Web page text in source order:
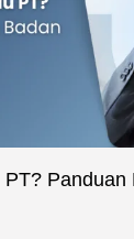
Panduan